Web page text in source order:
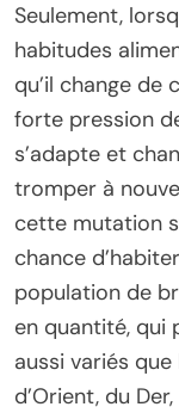
Seulement,
habitudes
qu’il change de
forte pression
s’adapte et
tromper à
cette mutation
chance
population de
en quantité, qui
aussi variés
d’Orient, du